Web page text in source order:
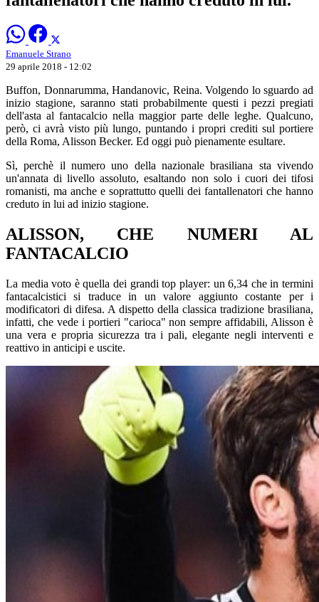
Emanuele Strano
29 aprile 2018 - 12:02
Buffon, Donnarumma, Handanovic, Reina. Volgendo lo sguardo ad
inizio stagione, saranno stati probabilmente questi i pezzi pregiati
dell'asta al fantacalcio nella maggior parte delle leghe. Qualcuno,
però, ci avrà visto più lungo, puntando i propri crediti sul portiere
della Roma, Alisson Becker. Ed oggi può pienamente esultare.
Sì, perchè il numero uno della nazionale brasiliana sta vivendo
un'annata di livello assoluto, esaltando non solo i cuori dei tifosi
romanisti, ma anche e soprattutto quelli dei fantallenatori che hanno
creduto in lui ad inizio stagione.
ALISSON, CHE NUMERI AL
FANTACALCIO
La media voto è quella dei grandi top player: un 6,34 che in termini
fantacalcistici si traduce in un valore aggiunto costante per i
modificatori di difesa. A dispetto della classica tradizione brasiliana,
infatti, che vede i portieri "carioca" non sempre affidabili, Alisson è
una vera e propria sicurezza tra i pali, elegante negli interventi e
reattivo in anticipi e uscite.